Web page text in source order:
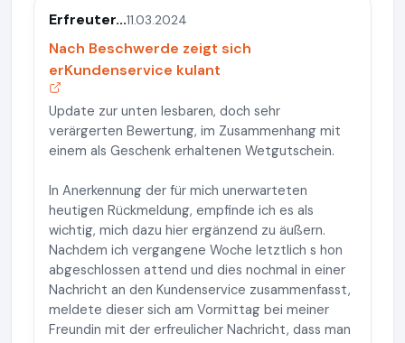
Erfreuter...11.03.2024
Nach Beschwerde zeigt sich
erKundenservice kulant
Update zur unten lesbaren, doch sehr
verärgerten Bewertung, im Zusammenhang mit
einem als Geschenk erhaltenen Wetgutschein.
In Anerkennung der für mich unerwarteten
heutigen Rückmeldung, empfinde ich es als
wichtig, mich dazu hier ergänzend zu äußern.
Nachdem ich vergangene Woche letztlich s hon
abgeschlossen attend und dies nochmal in einer
Nachricht an den Kundenservice zusammenfasst,
meldete dieser sich am Vormittag bei meiner
Freundin mit der erfreulicher Nachricht, dass man